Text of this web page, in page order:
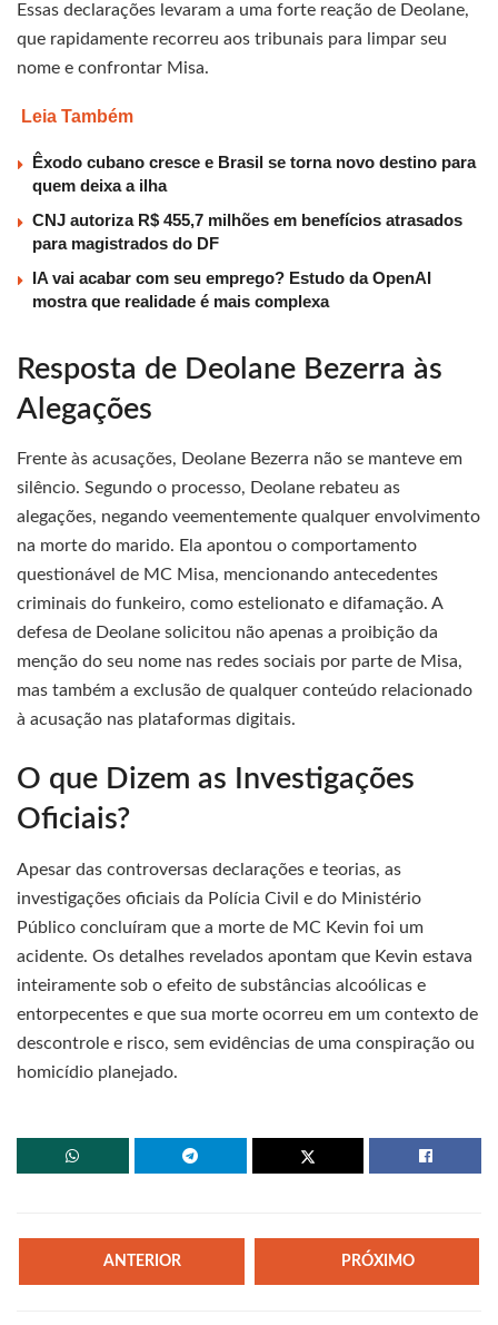
Essas declarações levaram a uma forte reação de Deolane,
que rapidamente recorreu aos tribunais para limpar seu
nome e confrontar Misa.
Leia Também
Êxodo cubano cresce e Brasil se torna novo destino para
quem deixa a ilha
CNJ autoriza R$ 455,7 milhões em benefícios atrasados
para magistrados do DF
IA vai acabar com seu emprego? Estudo da OpenAI
mostra que realidade é mais complexa
Resposta de Deolane Bezerra às
Alegações
Frente às acusações, Deolane Bezerra não se manteve em
silêncio. Segundo o processo, Deolane rebateu as
alegações, negando veementemente qualquer envolvimento
na morte do marido. Ela apontou o comportamento
questionável de MC Misa, mencionando antecedentes
criminais do funkeiro, como estelionato e difamação. A
defesa de Deolane solicitou não apenas a proibição da
menção do seu nome nas redes sociais por parte de Misa,
mas também a exclusão de qualquer conteúdo relacionado
à acusação nas plataformas digitais.
O que Dizem as Investigações
Oficiais?
Apesar das controversas declarações e teorias, as
investigações oficiais da Polícia Civil e do Ministério
Público concluíram que a morte de MC Kevin foi um
acidente. Os detalhes revelados apontam que Kevin estava
inteiramente sob o efeito de substâncias alcoólicas e
entorpecentes e que sua morte ocorreu em um contexto de
descontrole e risco, sem evidências de uma conspiração ou
homicídio planejado.
ANTERIOR PRÓXIMO